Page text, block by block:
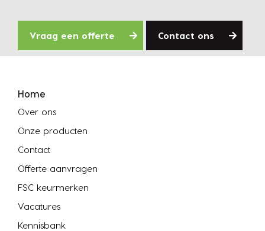
Vraag een offerte Contact ons
Home
Over ons
Onze producten
Contact
Offerte aanvragen
FSC keurmerken
Vacatures
Kennisbank